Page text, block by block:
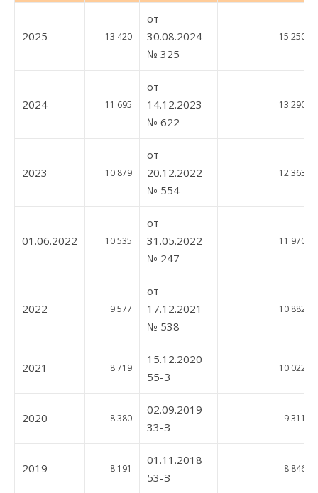
2025 13 420
от
30.08.2024
№ 325
15 250
2024 11 695
от
14.12.2023
№ 622
13 290
2023 10 879
от
20.12.2022
№ 554
12 363
01.06.2022 10 535
от
31.05.2022
№ 247
11 970
2022 9 577
от
17.12.2021
№ 538
10 882
2021 8 719
15.12.2020
55-З
10 022
2020 8 380
02.09.2019
33-З
9 311
2019 8 191
01.11.2018
53-З
8 846